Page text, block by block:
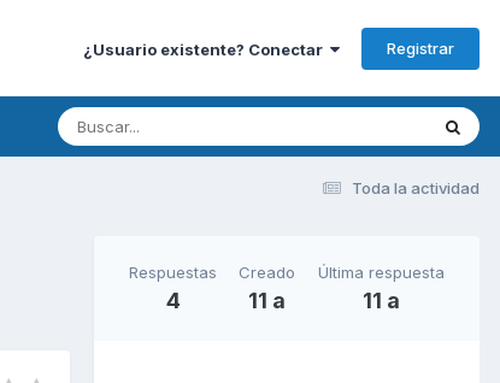
¿Usuario existente? Conectar Registrar
Toda la actividad
Respuestas
4
Creado
11 a
Última respuesta
11 a